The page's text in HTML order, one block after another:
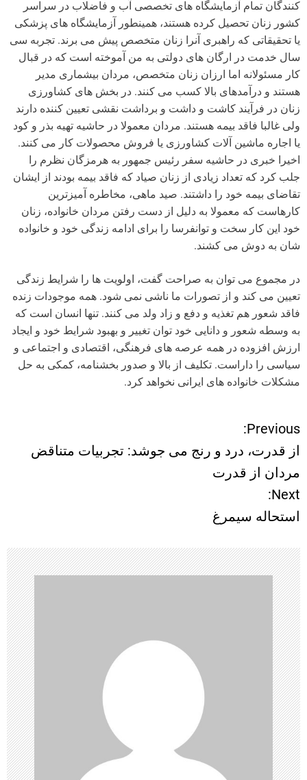
کنندگان تمام آزمایشگاه های تخصصی آب و فاضلاب در سراسر
کشور زنان تحصیل کرده هستند، همینطور آزمایشگاه های پزشکی
یا تحقیقاتی که راهبری آنرا زنان متخصص پیش می برند. تجربه سی
سال خدمت در ارگان های دولتی به من آموخته است که در قبال
کار مسئولانه اما ارزان زنان متخصص، مردان بیشماری مدیر
هستند و درآمدهای بالا کسب می کنند. در بخش های کشاورزی
زنان در فرآیند کاشت و داشت و برداشت نقشی تعیین کننده دارند
ولی غالبا فاقد بیمه هستند. مردان معمولا در حاشیه تهیه بذر و کود
یا اجاره ماشین آلات کشاورزی یا فروش محصولات کار می کنند.
اخیرا خبری در حاشیه سفر رئیس جمهور به هرمزگان نظرم را
جلب کرد که تعداد زیادی از زنان صیاد که فاقد بیمه بودند از ایشان
تقاضای بیمه خود را داشتند. صید ماهی، مخاطره آمیزترین
کارهاست که معمولا به دلیل از دست رفتن مردان خانواده، زنان
خود این کار سخت و توانفرسا را برای ادامه زندگی خود و خانواده
شان به دوش می کشند.
در مجموع می توان به صراحت گفت، اولویت ها را شرایط زندگی
تعیین می کند و از تصورات ما ناشی نمی شود. همه موجودات زنده
فاقد شعور هم تغذیه و دفع و زاد ولد می کنند. تنها انسان است که
به وسطه شعور و دانایی خود توان تغییر و بهبود شرایط خود و ایجاد
ارزش افزوده در همه عرصه های فرهنگی، اقتصادی و اجتماعی و
سیاسی را داراست. تکلیف از بالا و صدور بخشنامه، کمکی به حل
مشکلات خانواده های ایرانی نخواهد کرد.
ر
ه
ر
ی
ن
و
ش
ت
ه‌
Previous:
از قدرت، درد و رنج می جوشد: تجربیات متناقض
مردان از قدرت
Next:
استحاله سیمرغ